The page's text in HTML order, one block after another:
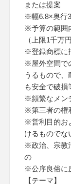
または提案
※幅6.8×奥行
※予算の範囲
（上限1千万
※登録商標に
※屋外空間で
うるもので、
も安全で破
※頻繁なメン
※第三者の権
※営利目的お
けるものでな
※政治、宗教
の
※公序良俗に
【テーマ】